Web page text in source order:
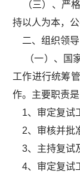
（三）、严格
持以人为本，
二、组织领导
（一）、国家
工作进行统筹
作。主要职责是
1、审定复试
2、审核并批
3、主持复试
4、审定复试